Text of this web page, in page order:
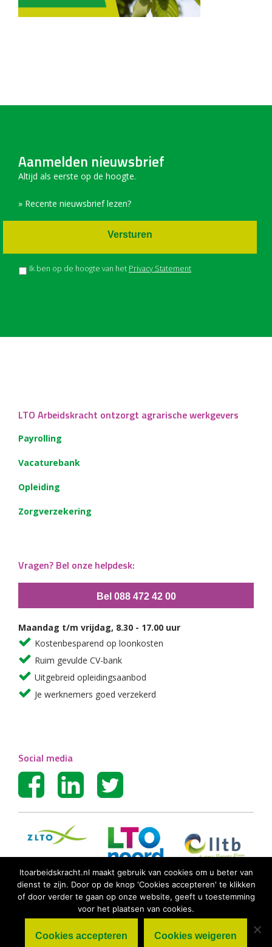
Aanmelden nieuwsbrief
Altijd als eerste op de hoogte.
» Recente nieuwsbrief lezen?
Ik ben op de hoogte van het Privacy Statement
Versturen
LTO Arbeidskracht ontzorgt agrarische werkgevers
Payrolling
Vacaturebank
Opleiding
Zorgverzekering
Vragen? Bel onze helpdesk:
Bel 088 472 42 00
Maandag t/m vrijdag, 8.30 - 17.00 uur
Kostenbesparend op loonkosten
Ruim gevulde CV-bank
Uitgebreid opleidingsaanbod
Je werknemers goed verzekerd
Social media
ltoarbeidskracht.nl maakt gebruik van cookies om u beter van
dienst te zijn. Door op de knop 'Cookies accepteren' te klikken
of door verder te gaan op onze website, geeft u toestemming
voor het plaatsen van cookies.
Cookies accepteren Cookies weigeren